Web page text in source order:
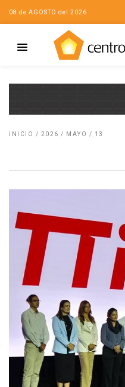
08 de AGOSTO del 2026
INICIO / 2026 / MAYO / 13